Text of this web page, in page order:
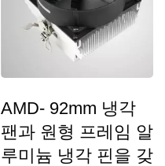
AMD- 92mm 냉각
팬과 원형 프레임 알
루미늄 냉각 핀을 갖